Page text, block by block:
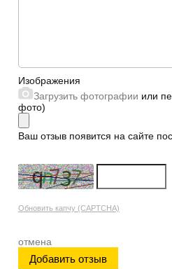
Изображения
Загрузить фотографии или
фото)
Ваш отзыв появится на сайте
Обновить капчу (CAPTCHA)
отмена